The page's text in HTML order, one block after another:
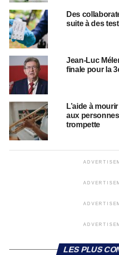
Des
suite à des
Jean-Luc
finale pour la
L’aide à
aux
trompette
LES PLUS